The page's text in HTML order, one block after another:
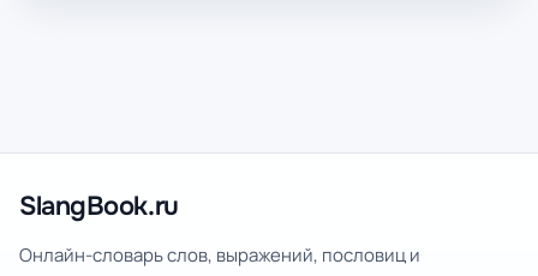
SlangBook.ru
Онлайн-словарь слов, выражений, пословиц и